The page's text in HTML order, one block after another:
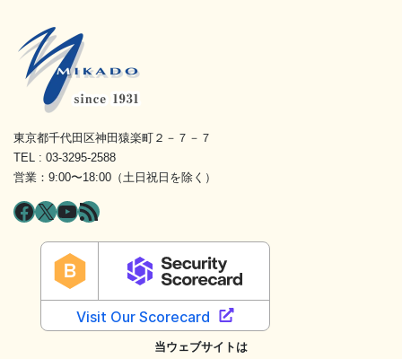
東京都千代田区神田猿楽町２－７－７
TEL : 03-3295-2588
営業：9:00〜18:00（土日祝日を除く）
Facebook
X YouTube
RSS フィード
当ウェブサイトは